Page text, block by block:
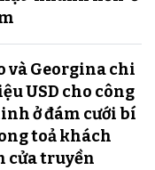
và Georgina chi
USD cho công
ở đám cưới bí
toả khách
cửa truyền